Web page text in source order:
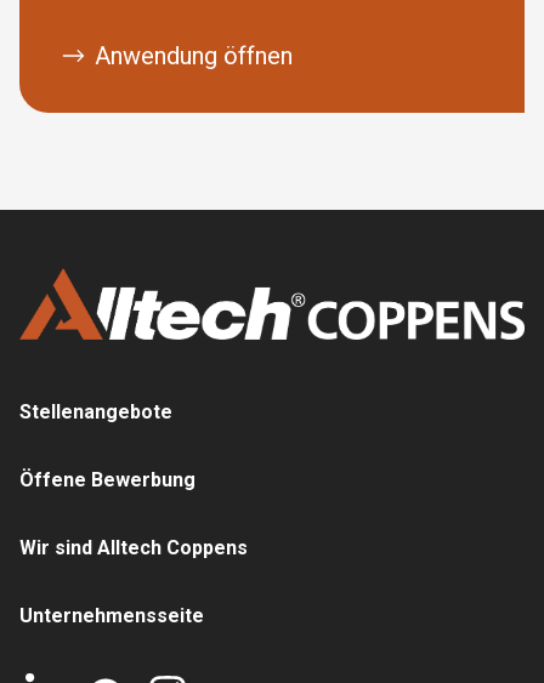
Anwendung öffnen
Stellenangebote
Öffene Bewerbung
Wir sind Alltech Coppens
Unternehmensseite